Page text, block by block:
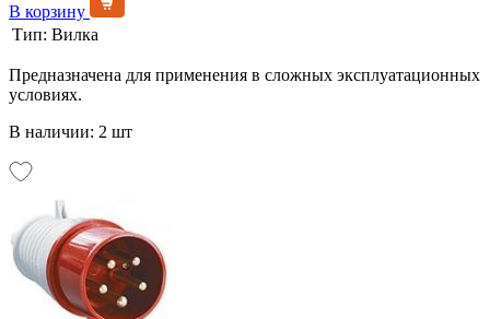
В корзину
Тип: Вилка
Предназначена для применения в сложных эксплуатационных
условиях.
В наличии: 2 шт